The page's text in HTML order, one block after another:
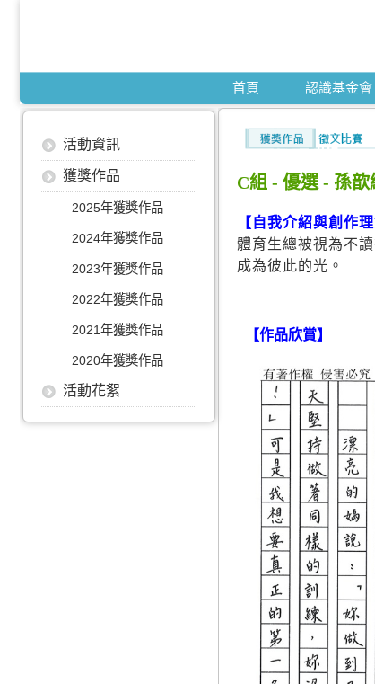
首頁 認識基金會
C組 - 優選 - 孫
【自我介紹與創作理
體育生總被視為不
成為彼此的光。
【作品欣賞】
活動資訊
獲獎作品
2025年獲獎作品
2024年獲獎作品
2023年獲獎作品
2022年獲獎作品
2021年獲獎作品
2020年獲獎作品
活動花絮